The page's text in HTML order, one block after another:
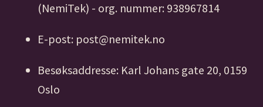
(NemiTek) - org. nummer: 938967814
E-post: post@nemitek.no
Besøksaddresse: Karl Johans gate 20, 0159
Oslo